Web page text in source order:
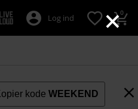
×
Log ind 0
kode WEEKEND